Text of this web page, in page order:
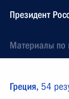
Президент
Материалы по
Греция, 54